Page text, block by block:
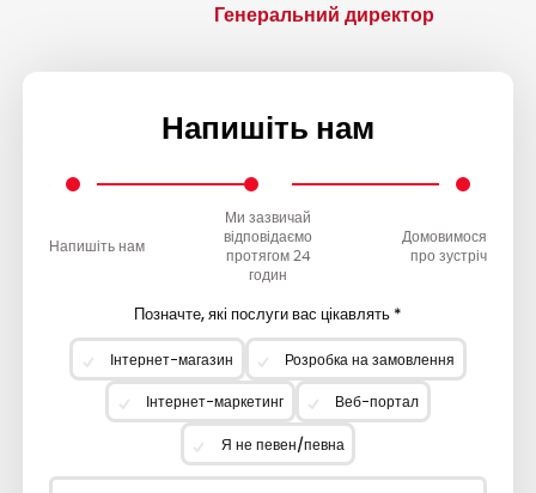
Генеральний директор
Напишіть нам
Напишіть нам
Ми зазвичай
відповідаємо
протягом 24
годин
Домовимося
про зустріч
Позначте, які послуги вас цікавлять *
Інтернет-магазин Розробка на замовлення
Інтернет-маркетинг Веб-портал
Я не певен/певна